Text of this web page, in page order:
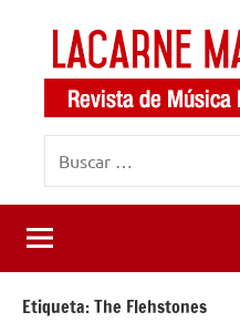
contenido
LaCarne
Magazine
de
música
internacional
Etiqueta:The Flehstones